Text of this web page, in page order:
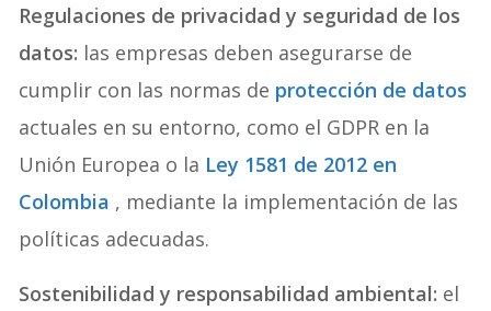
Regulaciones de privacidad y seguridad de los
datos: las empresas deben asegurarse de
cumplir con las normas de protección de datos
actuales en su entorno, como el GDPR en la
Unión Europea o la Ley 1581 de 2012 en
Colombia , mediante la implementación de las
políticas adecuadas.
Sostenibilidad y responsabilidad ambiental: el